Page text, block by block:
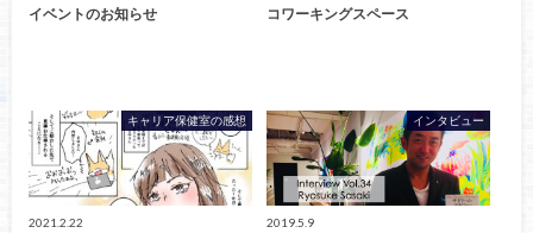
イベントのお知らせ コワーキングスペース
キャリア保健室の感想
2021.2.22
インタビュー
2019.5.9